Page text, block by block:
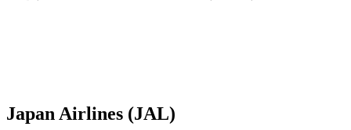
Japan Airlines (JAL)